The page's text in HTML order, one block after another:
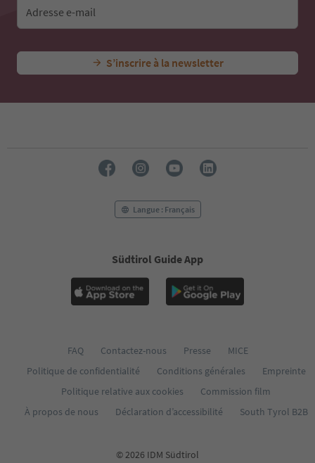
Adresse e-mail
S’inscrire à la newsletter
Langue : Français
Südtirol Guide App
FAQ Contactez-nous Presse
MICE
Politique de confidentialité
Conditions générales
Empreinte
Politique relative aux cookies
Commission film
À propos de nous
Déclaration d’accessibilité South Tyrol B2B
© 2026 IDM Südtirol